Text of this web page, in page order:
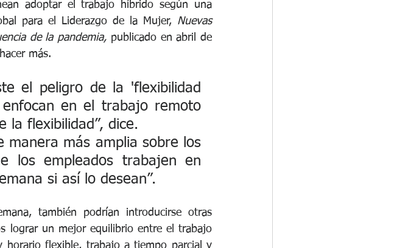
adoptar el trabajo híbrido según una
para el Liderazgo de la Mujer, Nuevas
de la pandemia, publicado en abril de
más.
el peligro de la 'flexibilidad
en el trabajo remoto
la flexibilidad”, dice.
manera más amplia sobre los
los empleados trabajen en
si así lo desean”.
también podrían introducirse otras
lograr un mejor equilibrio entre el trabajo
horario flexible, trabajo a tiempo parcial y